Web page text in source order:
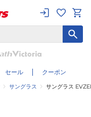
セール クーポン
サングラス サングラス